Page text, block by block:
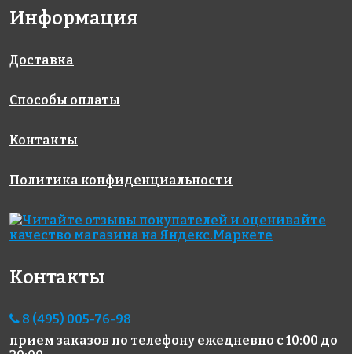
2450 руб./м²
Rose G 36
Rose WN 14
Rose G 32
327x327
Rose
GR02S(m)
327x327
Rose A 108(2)
327x327
Информация
Доставка
Способы оплаты
Контакты
Политика конфиденциальности
Контакты
8 (495) 005-76-98
прием заказов по телефону ежедневно с 10:00 до